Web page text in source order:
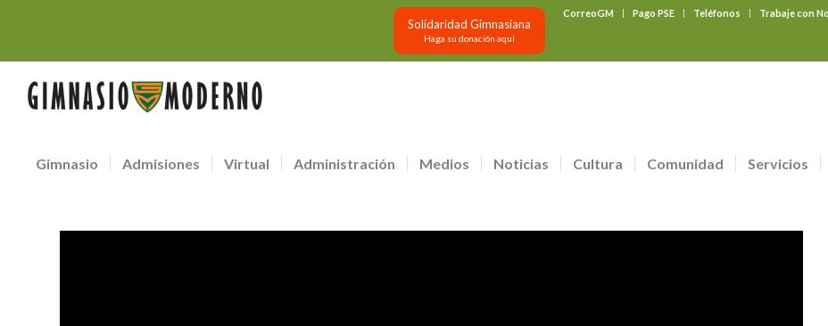
CorreoGM Pago PSE Teléfonos Trabaje con
Solidaridad Gimnasiana
Haga su donación aquí
Gimnasio Admisiones Virtual Administración Medios Noticias Cultura Comunidad Servicios